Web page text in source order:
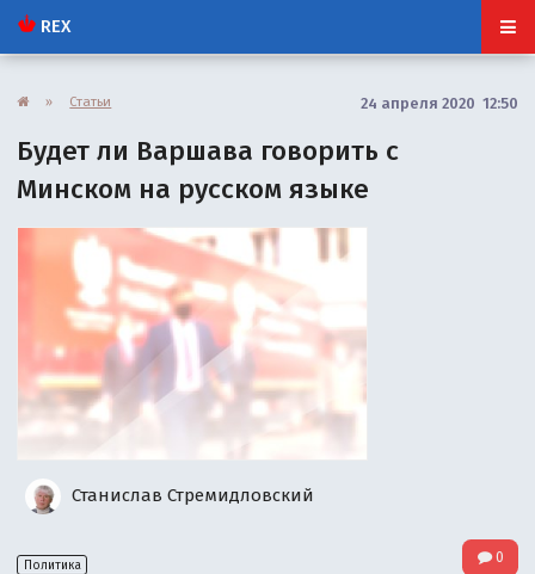
REX
» Статьи 24 апреля 2020 12:50
Будет ли Варшава говорить с
Минском на русском языке
Станислав Стремидловский
Политика 0